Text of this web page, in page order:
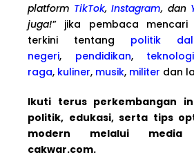
platform TikTok,Instagram, dan
juga!” jika pembaca mencari
terkini tentang politik
negeri, pendidikan, teknologi
raga, kuliner, musik, militer dan
Ikuti terus perkembangan
politik, edukasi, serta tips
modern melalui
cakwar.com.